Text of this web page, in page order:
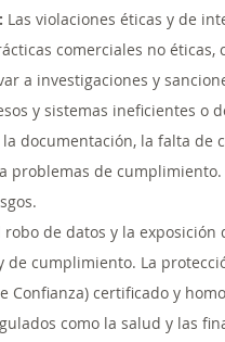
Las violaciones éticas y de
comerciales no
a investigaciones y
y sistemas ineficientes o
documentación, la falta de
problemas de
robo de datos y la
de cumplimiento. La
Confianza) certificado y
como la salud y las